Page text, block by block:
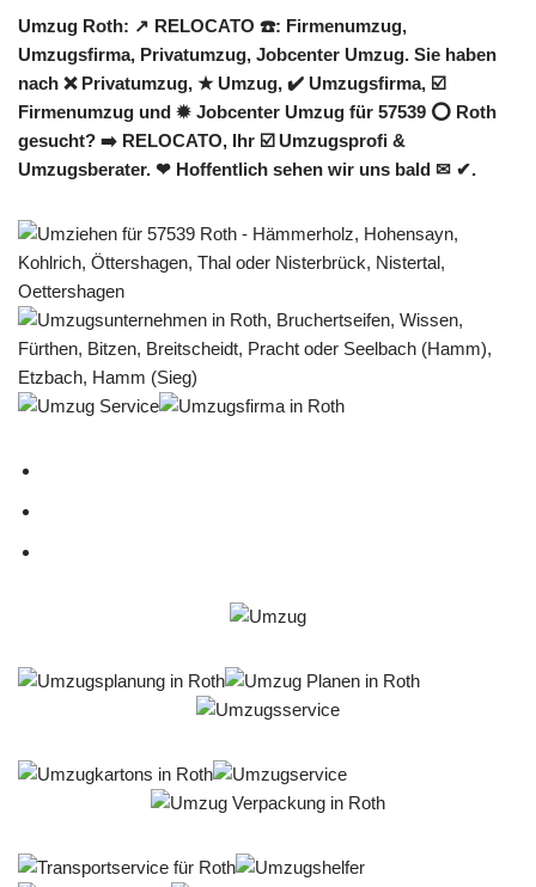
Umzug Roth: ↗️ RELOCATO ☎️: Firmenumzug,
Umzugsfirma, Privatumzug, Jobcenter Umzug. Sie haben
nach ❌ Privatumzug, ★ Umzug, ✔️ Umzugsfirma, ☑️
Firmenumzug und ✹ Jobcenter Umzug für 57539 ⭕ Roth
gesucht? ➡️ RELOCATO, Ihr ☑️ Umzugsprofi &
Umzugsberater. ❤ Hoffentlich sehen wir uns bald ✉ ✔.